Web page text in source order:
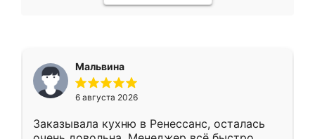
Мальвина
6 августа 2026
Заказывала кухню в Ренессанс, осталась